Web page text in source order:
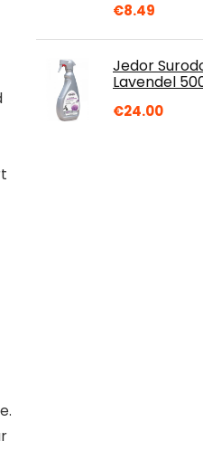
€8.49
Jedor
Lavendel
€24.00